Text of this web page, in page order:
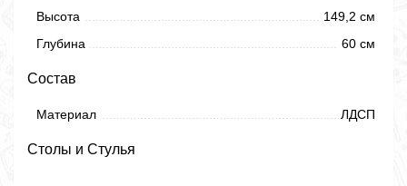
Высота
149,2 см
Глубина
60 см
Состав
Материал ЛДСП
Столы и Стулья